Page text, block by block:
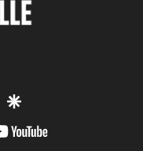
twittergoogle
youtube-